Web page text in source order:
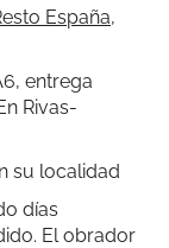
España,
entrega
Rivas-
su localidad
días
El obrador